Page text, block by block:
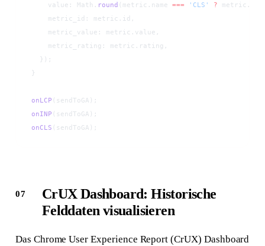
    value: Math.
round (metric.name === 'CLS' ?
    metric_id: metric.id,
    metric_value: metric.value,
    metric_rating: metric.rating,
  });
}
onLCP (sendToGA);
onINP (sendToGA);
onCLS (sendToGA);
CrUX Dashboard: Historische
Felddaten visualisieren
Das Chrome User Experience Report (CrUX) Dashboard